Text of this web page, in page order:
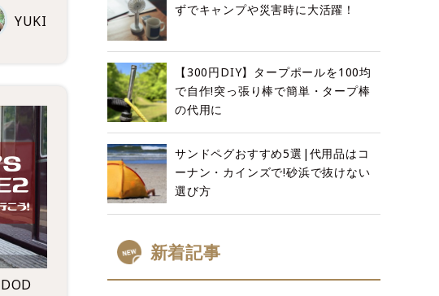
YUKI
ずでキャンプや災害時に大活躍！
【300円DIY】タープポールを100均
で自作!突っ張り棒で簡単・タープ棒
の代用に
サンドペグおすすめ5選|代用品はコ
ーナン・カインズで!砂浜で抜けない
選び方
新着記事